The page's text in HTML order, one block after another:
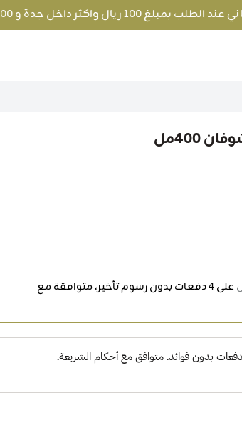
ريال واكثر داخل جدة و 200 ريال واكثر برا جدة
400مل
على4دفعات بدون رسوم تأخير، متوافقة مع